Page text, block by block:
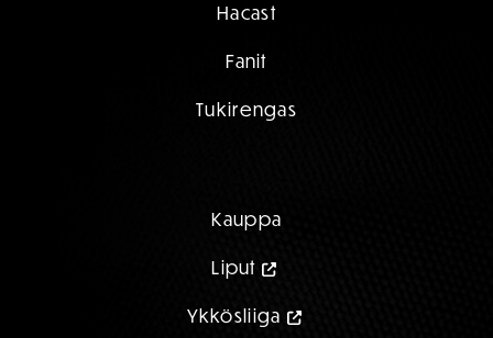
Hacast
Fanit
Tukirengas
Kauppa
Liput
Ykkösliiga